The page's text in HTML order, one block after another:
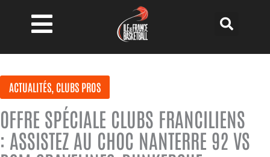
contenu
ACTUALITÉS, CLUBS PROS
OFFRE SPÉCIALE CLUBS FRANCILIENS
: ASSISTEZ AU CHOC NANTERRE 92 VS